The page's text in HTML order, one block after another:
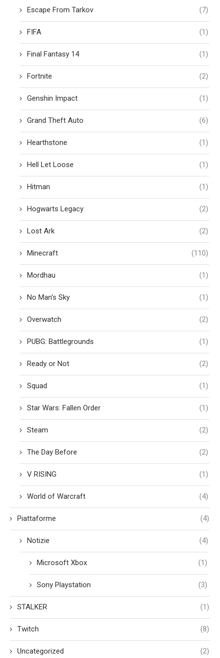
Escape From Tarkov (7)
FIFA (1)
Final Fantasy 14 (1)
Fortnite (2)
Genshin Impact (1)
Grand Theft Auto (6)
Hearthstone (1)
Hell Let Loose (1)
Hitman (1)
Hogwarts Legacy (2)
Lost Ark (2)
Minecraft (110)
Mordhau (1)
No Man's Sky (1)
Overwatch (2)
PUBG: Battlegrounds (1)
Ready or Not (2)
Squad (1)
Star Wars: Fallen Order (1)
Steam (2)
The Day Before (2)
V RISING (1)
World of Warcraft (4)
Piattaforme (4)
Notizie (4)
Microsoft Xbox (1)
Sony Playstation (3)
STALKER (1)
Twitch (8)
Uncategorized (2)